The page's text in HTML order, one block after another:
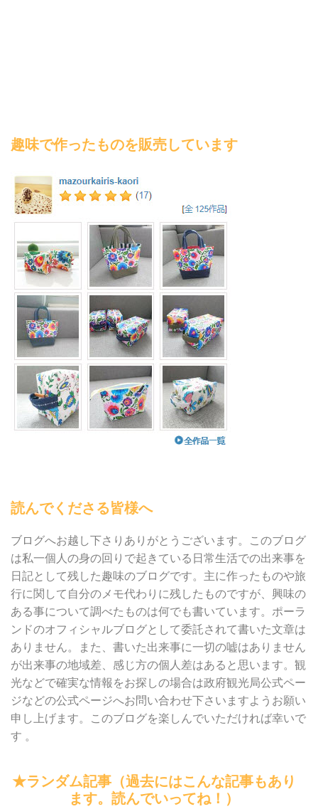
趣味で作ったものを販売しています
読んでくださる皆様へ
ブログへお越し下さりありがとうございます。このブログ
は私一個人の身の回りで起きている日常生活での出来事を
日記として残した趣味のブログです。主に作ったものや旅
行に関して自分のメモ代わりに残したものですが、興味の
ある事について調べたものは何でも書いています。ポーラ
ンドのオフィシャルブログとして委託されて書いた文章は
ありません。また、書いた出来事に一切の嘘はありません
が出来事の地域差、感じ方の個人差はあると思います。観
光などで確実な情報をお探しの場合は政府観光局公式ペー
ジなどの公式ページへお問い合わせ下さいますようお願い
申し上げます。このブログを楽しんでいただければ幸いで
す 。
★ランダム記事（過去にはこんな記事もあり
ます。読んでいってね！）